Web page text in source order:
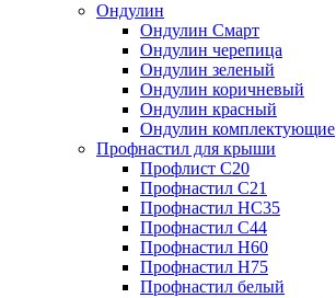
Ондулин
Ондулин Смарт
Ондулин черепица
Ондулин зеленый
Ондулин коричневый
Ондулин красный
Ондулин комплектующие
Профнастил для крыши
Профлист С20
Профнастил С21
Профнастил НС35
Профнастил С44
Профнастил Н60
Профнастил Н75
Профнастил белый